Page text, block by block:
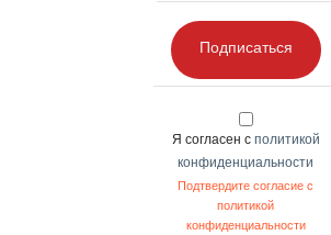
Подписаться
Я согласен с политикой
конфиденциальности
Подтвердите согласие с
политикой
конфиденциальности